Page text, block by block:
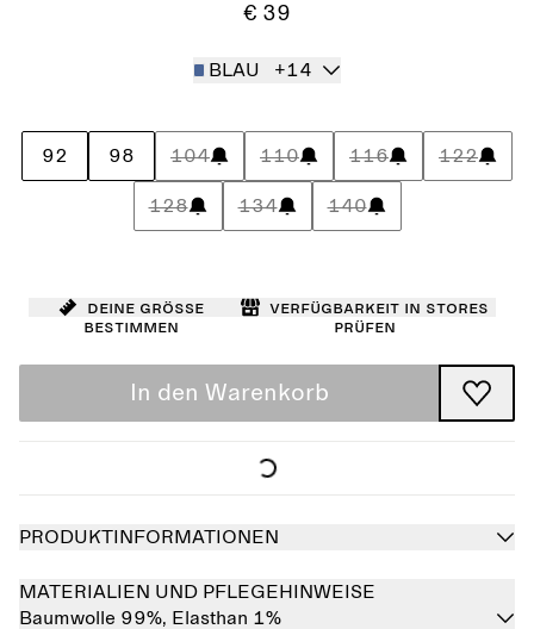
€ 39
BLAU +14
92 98 104 110 116 122
128 134 140
Deine Größe
bestimmen
Verfügbarkeit in Stores
prüfen
In den Warenkorb
PRODUKTINFORMATIONEN
MATERIALIEN UND PFLEGEHINWEISE
Baumwolle 99%, Elasthan 1%